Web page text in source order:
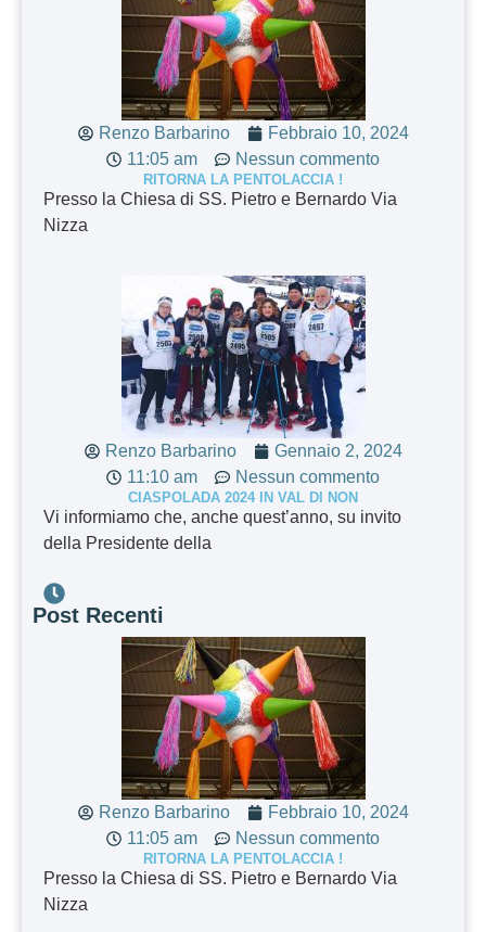
Renzo Barbarino
Febbraio 10, 2024
11:05 am
Nessun commento
RITORNA LA PENTOLACCIA !
Presso la Chiesa di SS. Pietro e Bernardo Via
Nizza
Renzo Barbarino
Gennaio 2, 2024
11:10 am
Nessun commento
CIASPOLADA 2024 IN VAL DI NON
Vi informiamo che, anche quest’anno, su invito
della Presidente della
Post Recenti
Renzo Barbarino
Febbraio 10, 2024
11:05 am
Nessun commento
RITORNA LA PENTOLACCIA !
Presso la Chiesa di SS. Pietro e Bernardo Via
Nizza